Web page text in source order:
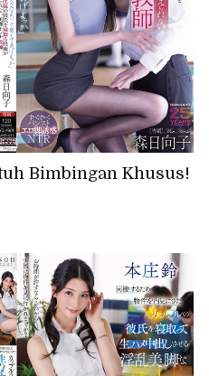
Bimbingan Khusus!